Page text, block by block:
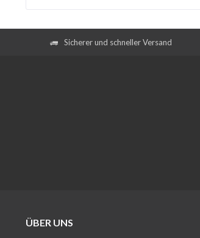
Sicherer und schneller Versand
ÜBER UNS